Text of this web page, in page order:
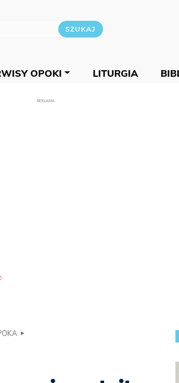
OPOKI LITURGIA
REKLAMA